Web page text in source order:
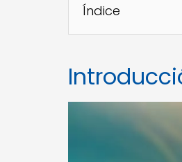
Índice